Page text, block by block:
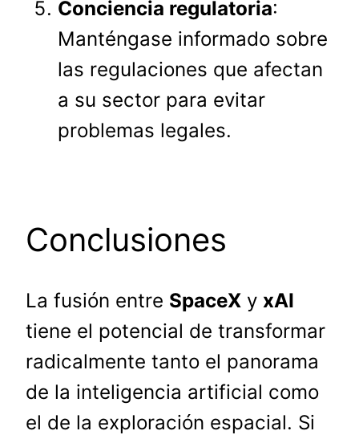
Conciencia regulatoria:
Manténgase informado sobre
las regulaciones que afectan
a su sector para evitar
problemas legales.
Conclusiones
La fusión entre SpaceX y xAI
tiene el potencial de transformar
radicalmente tanto el panorama
de la inteligencia artificial como
el de la exploración espacial. Si